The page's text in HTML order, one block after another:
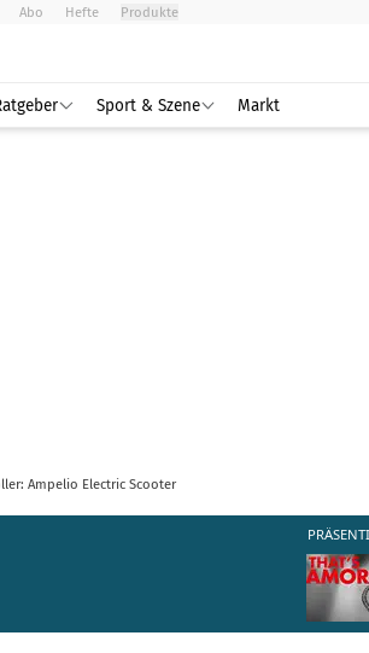
Abo Hefte Produkte
Sport & Szene Markt
Ampelio Electric Scooter